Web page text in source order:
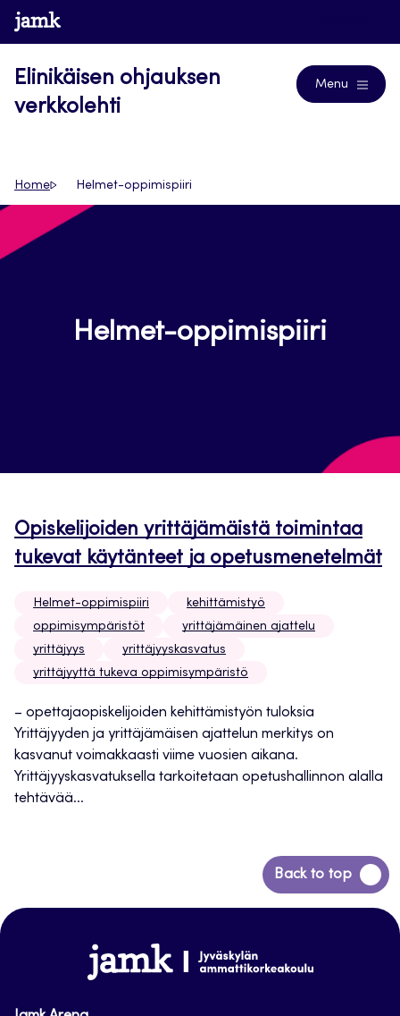
Siirry
suoraan
www.jamk.fi
Elinikäisen ohjauksen
verkkolehti
Menu
Home Helmet-oppimispiiri
Helmet-oppimispiiri
Opiskelijoiden yrittäjämäistä toimintaa
tukevat käytänteet ja opetusmenetelmät
Helmet-oppimispiiri
kehittämistyö
oppimisympäristöt
yrittäjämäinen ajattelu
yrittäjyys
yrittäjyyskasvatus
yrittäjyyttä tukeva oppimisympäristö
– opettajaopiskelijoiden kehittämistyön tuloksia
Yrittäjyyden ja yrittäjämäisen ajattelun merkitys on
kasvanut voimakkaasti viime vuosien aikana.
Yrittäjyyskasvatuksella tarkoitetaan opetushallinnon alalla
tehtävää...
Back to top
Siirry
takaisin
www.jamk.fi